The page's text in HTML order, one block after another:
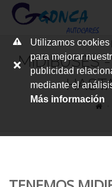
Utilizamos
para mejorar
publicidad
mediante el
Más información
MIDIBUSES